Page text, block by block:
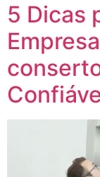
5 Dicas